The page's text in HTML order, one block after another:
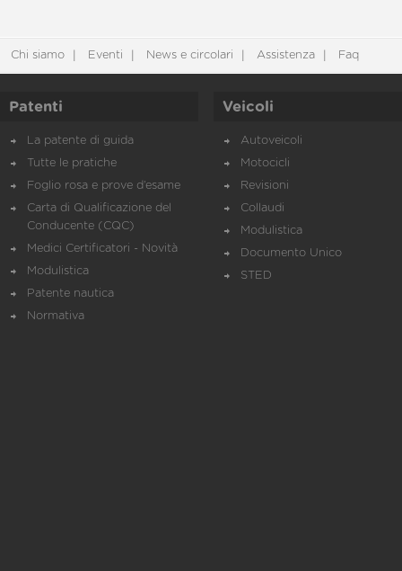
Chi siamo Eventi News e circolari Assistenza Faq
Patenti
La patente di guida
Tutte le pratiche
Foglio rosa e prove d’esame
Carta di Qualificazione del
Conducente (CQC)
Medici Certificatori - Novità
Modulistica
Patente nautica
Normativa
Veicoli
Autoveicoli
Motocicli
Revisioni
Collaudi
Modulistica
Documento Unico
STED